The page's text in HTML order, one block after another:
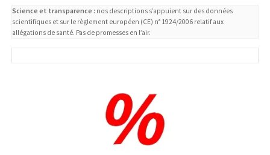
Science et transparence : nos descriptions s’appuient sur des données
scientifiques et sur le règlement européen (CE) n° 1924/2006 relatif aux
allégations de santé. Pas de promesses en l’air.